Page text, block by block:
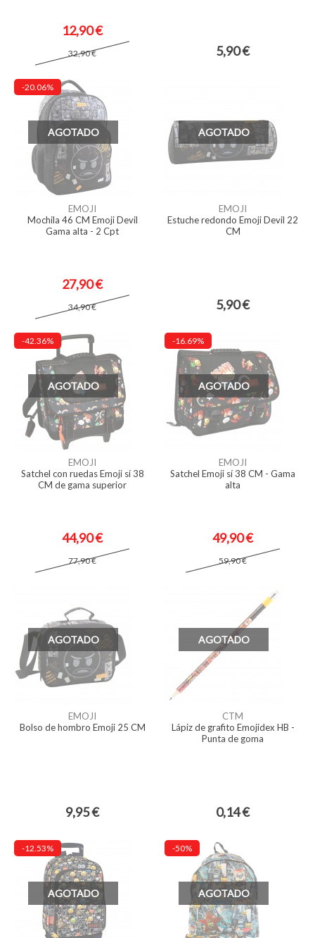
12,90 €
32,90 € 5,90 €
-20.06%
AGOTADO
EMOJI
Mochila 46 CM Emoji Devil
Gama alta - 2 Cpt
27,90 €
34,90 €
AGOTADO
EMOJI
Estuche redondo Emoji Devil 22
CM
5,90 €
-42.36%
AGOTADO
EMOJI
Satchel con ruedas Emoji sí 38
CM de gama superior
44,90 €
77,90 €
-16.69%
AGOTADO
EMOJI
Satchel Emoji sí 38 CM - Gama
alta
49,90 €
59,90 €
AGOTADO
EMOJI
Bolso de hombro Emoji 25 CM
9,95 €
AGOTADO
CTM
Lápiz de grafito Emojidex HB -
Punta de goma
0,14 €
-12.53%
AGOTADO
-50%
AGOTADO